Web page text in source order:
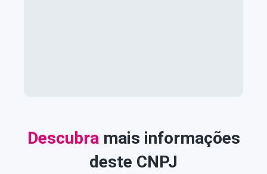
Descubra mais informações
deste CNPJ